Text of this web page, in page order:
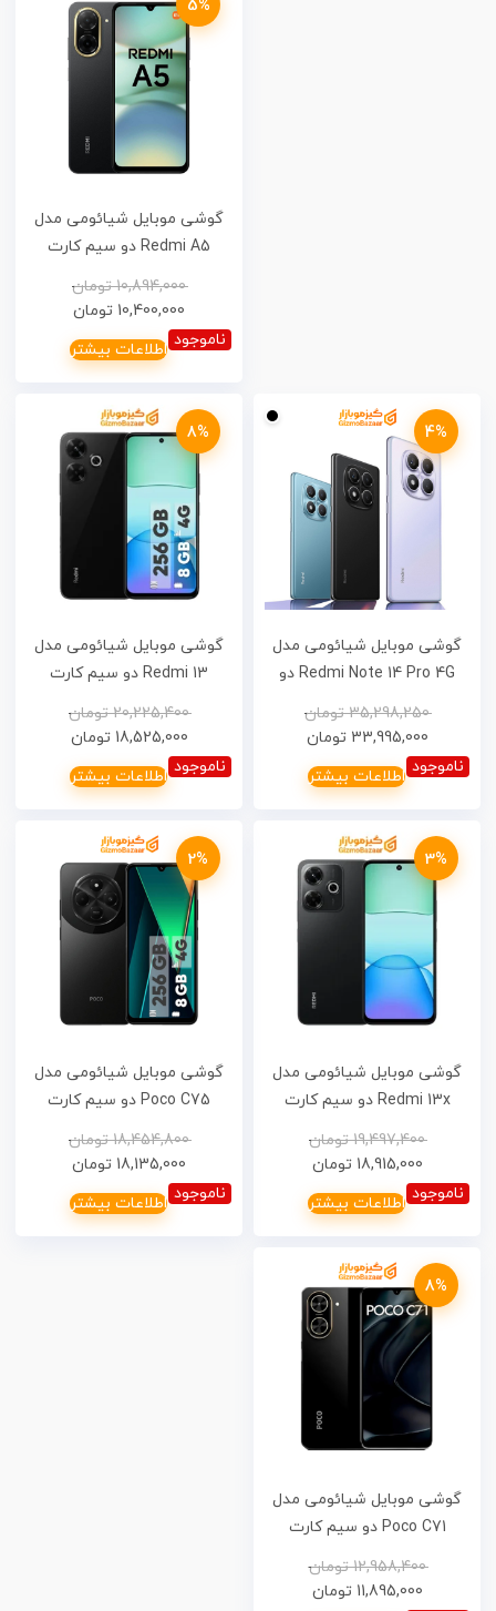
5%
گوشی موبایل شیائومی مدل
Redmi A5 دو سیم کارت
گیگابایت – 18 ماه گارانتی
10,894,000 تومان
10,400,000 تومان
ناموجود اطلاعات بیشتر
4%
گوشی موبایل شیائومی مدل
Redmi Note 14 Pro 4G دو
گیگابایت و رم 8 گیگابایت-
گارانتی 18 ماهه شرکتی
35,298,250 تومان
33,995,000 تومان
ناموجود اطلاعات بیشتر
8%
گوشی موبایل شیائومی مدل
Redmi 13 دو سیم کارت
گیگابایت
20,225,400 تومان
18,525,000 تومان
ناموجود اطلاعات بیشتر
3%
گوشی موبایل شیائومی مدل
Redmi 13x دو سیم کارت
گیگابایت
19,497,400 تومان
18,915,000 تومان
ناموجود اطلاعات بیشتر
2%
گوشی موبایل شیائومی مدل
Poco C75 دو سیم کارت
گیگابایت
18,454,800 تومان
18,135,000 تومان
ناموجود اطلاعات بیشتر
8%
گوشی موبایل شیائومی مدل
Poco C71 دو سیم کارت
گیگابایت
12,958,400 تومان
11,895,000 تومان